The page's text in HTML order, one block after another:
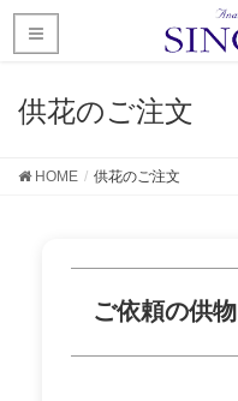
供花のご注文
HOME 供花のご注文
ご依頼の供物